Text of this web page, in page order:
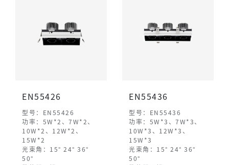
EN55426
型号：EN55426
功率：5W*2、7W*2、
10W*2、12W*2、
15W*2
光束角：15° 24° 36°
50°
EN55436
型号：EN55436
功率：5W*3、7W*3、
10W*3、12W*3、
15W*3
光束角：15° 24° 36°
50°